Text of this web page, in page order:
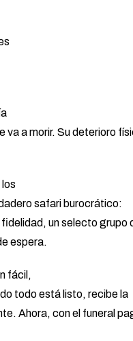
va a morir. Su deterioro
safari burocrático:
un selecto grupo
espera.
fácil,
todo está listo, recibe la
Ahora, con el funeral